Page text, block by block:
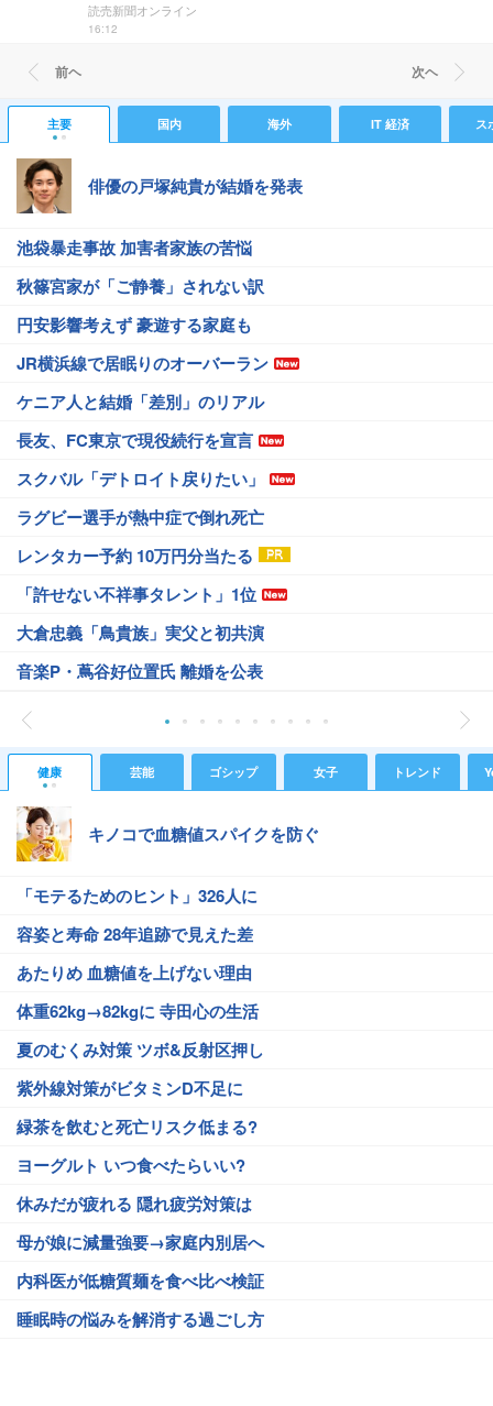
読売新聞オンライン
16:12
前ヘ 次ヘ
主要 国内 海外 IT 経済 ス
俳優の戸塚純貴が結婚を発表
池袋暴走事故 加害者家族の苦悩
秋篠宮家が「ご静養」されない訳
円安影響考えず 豪遊する家庭も
JR横浜線で居眠りのオーバーラン
ケニア人と結婚「差別」のリアル
長友、FC東京で現役続行を宣言
スクバル「デトロイト戻りたい」
ラグビー選手が熱中症で倒れ死亡
レンタカー予約 10万円分当たる
「許せない不祥事タレント」1位
大倉忠義「鳥貴族」実父と初共演
音楽P・蔦谷好位置氏 離婚を公表
健康 芸能 ゴシップ 女子 トレンド
キノコで血糖値スパイクを防ぐ
「モテるためのヒント」326人に
容姿と寿命 28年追跡で見えた差
あたりめ 血糖値を上げない理由
体重62kg→82kgに 寺田心の生活
夏のむくみ対策 ツボ&反射区押し
紫外線対策がビタミンD不足に
緑茶を飲むと死亡リスク低まる?
ヨーグルト いつ食べたらいい?
休みだが疲れる 隠れ疲労対策は
母が娘に減量強要→家庭内別居へ
内科医が低糖質麺を食べ比べ検証
睡眠時の悩みを解消する過ごし方